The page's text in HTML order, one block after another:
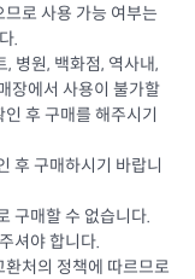
로 사용 가능 여부는
.
병원, 백화점, 역사내,
장에서 사용이 불가할
후 구매를 해주시기
후 구매하시기 바랍니
구매할 수 없습니다.
셔야 합니다.
처의 정책에 따르므로